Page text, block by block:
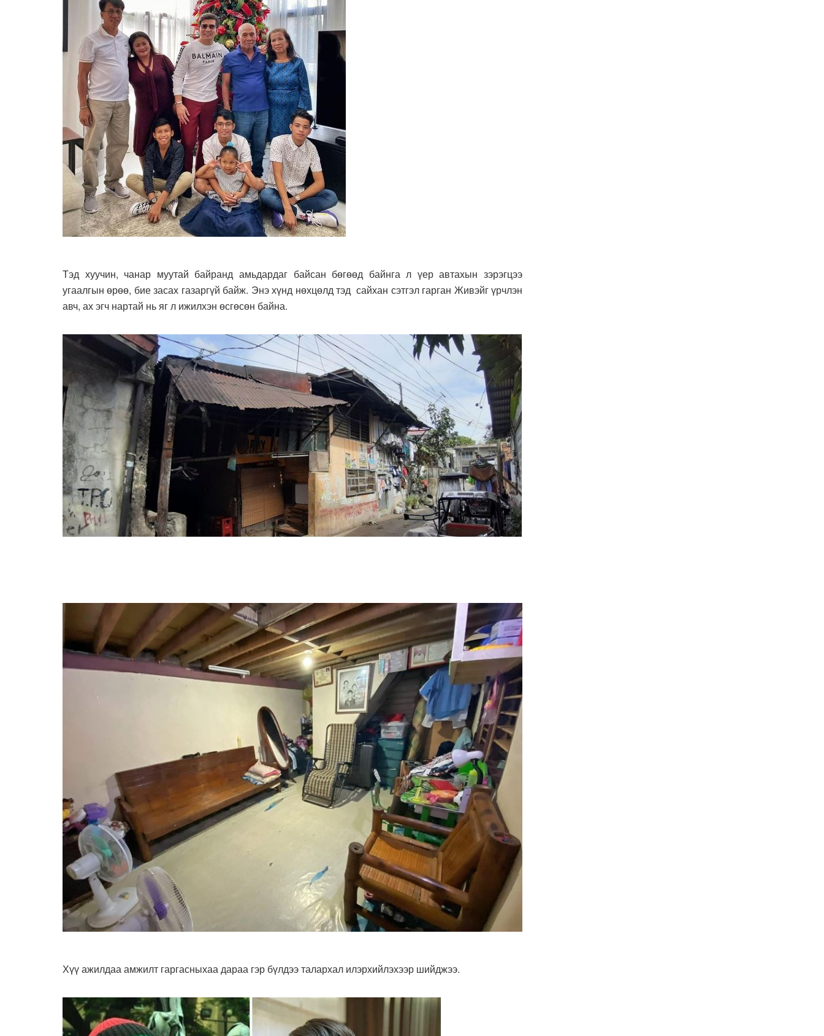
Тэд хуучин, чанар муутай байранд амьдардаг байсан бөгөөд байнга л үер автахын зэрэгцээ
угаалгын өрөө, бие засах газаргүй байж. Энэ хүнд нөхцөлд тэд сайхан сэтгэл гарган Живэйг үрчлэн
авч, ах эгч нартай нь яг л ижилхэн өсгөсөн байна.
Хүү ажилдаа амжилт гаргасныхаа дараа гэр бүлдээ талархал илэрхийлэхээр шийджээ.